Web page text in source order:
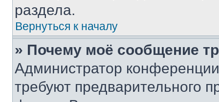
раздела.
Вернуться к началу
» Почему моё сообщение
Администратор
требуют предварительного